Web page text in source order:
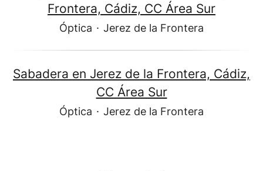
Frontera, Cádiz, CC Área Sur
Óptica · Jerez de la Frontera
Sabadera en Jerez de la Frontera, Cádiz,
CC Área Sur
Óptica · Jerez de la Frontera